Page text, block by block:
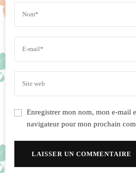
Enregistrer mon nom, mon e-mail
navigateur pour mon prochain